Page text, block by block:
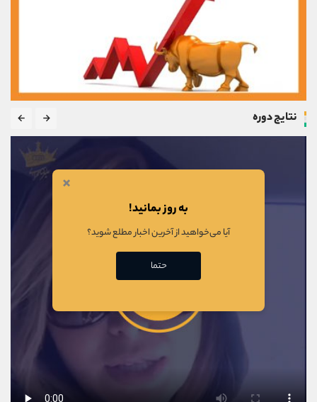
نتایج دوره
×
به روز بمانید!
آیا می‌خواهید از آخرین اخبار مطلع شوید؟
حتما